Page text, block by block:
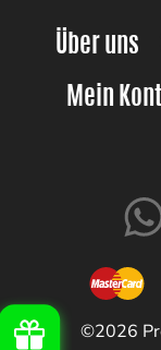
Über uns
Mein
©2026